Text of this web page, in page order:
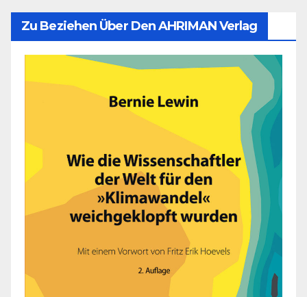
Zu Beziehen Über Den AHRIMAN Verlag